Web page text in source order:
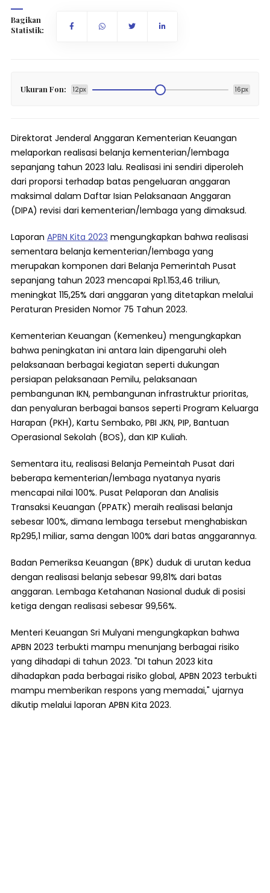
Bagikan
Statistik:
Ukuran Fon: 12px 16px
Direktorat Jenderal Anggaran Kementerian Keuangan
melaporkan realisasi belanja kementerian/lembaga
sepanjang tahun 2023 lalu. Realisasi ini sendiri diperoleh
dari proporsi terhadap batas pengeluaran anggaran
maksimal dalam Daftar Isian Pelaksanaan Anggaran
(DIPA) revisi dari kementerian/lembaga yang dimaksud.
Laporan APBN Kita 2023 mengungkapkan bahwa realisasi
sementara belanja kementerian/lembaga yang
merupakan komponen dari Belanja Pemerintah Pusat
sepanjang tahun 2023 mencapai Rp1.153,46 triliun,
meningkat 115,25% dari anggaran yang ditetapkan melalui
Peraturan Presiden Nomor 75 Tahun 2023.
Kementerian Keuangan (Kemenkeu) mengungkapkan
bahwa peningkatan ini antara lain dipengaruhi oleh
pelaksanaan berbagai kegiatan seperti dukungan
persiapan pelaksanaan Pemilu, pelaksanaan
pembangunan IKN, pembangunan infrastruktur prioritas,
dan penyaluran berbagai bansos seperti Program Keluarga
Harapan (PKH), Kartu Sembako, PBI JKN, PIP, Bantuan
Operasional Sekolah (BOS), dan KIP Kuliah.
Sementara itu, realisasi Belanja Pemeintah Pusat dari
beberapa kementerian/lembaga nyatanya nyaris
mencapai nilai 100%. Pusat Pelaporan dan Analisis
Transaksi Keuangan (PPATK) meraih realisasi belanja
sebesar 100%, dimana lembaga tersebut menghabiskan
Rp295,1 miliar, sama dengan 100% dari batas anggarannya.
Badan Pemeriksa Keuangan (BPK) duduk di urutan kedua
dengan realisasi belanja sebesar 99,81% dari batas
anggaran. Lembaga Ketahanan Nasional duduk di posisi
ketiga dengan realisasi sebesar 99,56%.
Menteri Keuangan Sri Mulyani mengungkapkan bahwa
APBN 2023 terbukti mampu menunjang berbagai risiko
yang dihadapi di tahun 2023. "DI tahun 2023 kita
dihadapkan pada berbagai risiko global, APBN 2023 terbukti
mampu memberikan respons yang memadai," ujarnya
dikutip melalui laporan APBN Kita 2023.